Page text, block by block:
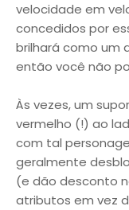
velocidade em
concedidos por
brilhará como um
então você não
Às vezes, um
vermelho (!) ao
com tal
geralmente
(e dão desconto
atributos em vez